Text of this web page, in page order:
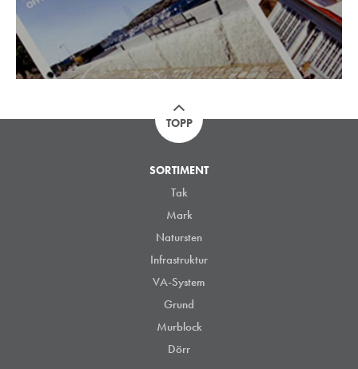
TOPP
SORTIMENT
Tak
Mark
Natursten
Infrastruktur
VA-System
Grund
Murblock
Dörr